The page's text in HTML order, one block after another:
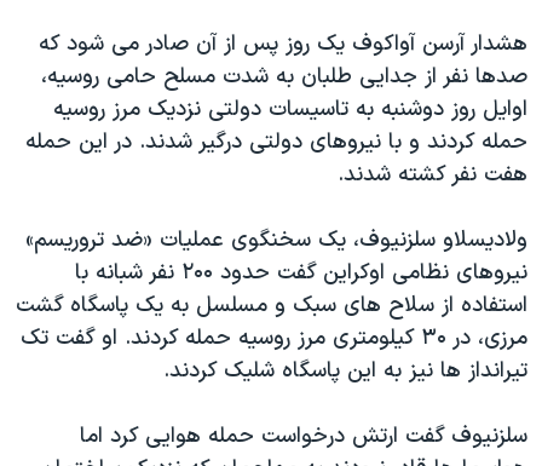
چهل سال گروگان‌گیری
قانون شفافیت دارائی کادر رهبری ایران
اعتراضات مردمی آبان ۹۸
اسرائیل در جنگ
همایش محافظه‌کاران آمریکا «سی‌پک»
صفحه‌های ویژه
سفر پرزیدنت ترامپ به چین
هشدار آرسن آواکوف یک روز پس از آن صادر می شود که
صدها نفر از جدایی طلبان به شدت مسلح حامی روسیه،
اوایل روز دوشنبه به تاسیسات دولتی نزدیک مرز روسیه
حمله کردند و با نیروهای دولتی درگیر شدند. در این حمله
هفت نفر کشته شدند.
ولادیسلاو سلزنیوف، یک سخنگوی عملیات «ضد تروریسم»
نیروهای نظامی اوکراین گفت حدود ۲۰۰ نفر شبانه با
استفاده از سلاح های سبک و مسلسل به یک پاسگاه گشت
مرزی، در ۳۰ کیلومتری مرز روسیه حمله کردند. او گفت تک
تیرانداز ها نیز به این پاسگاه شلیک کردند.
سلزنیوف گفت ارتش درخواست حمله هوایی کرد اما